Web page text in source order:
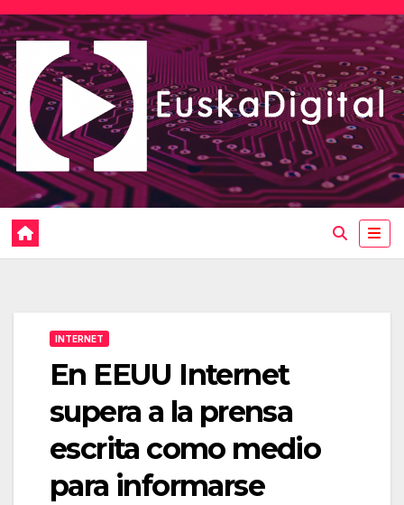
Saltar
al
contenido
INTERNET
En EEUU Internet
supera a la prensa
escrita como medio
para informarse